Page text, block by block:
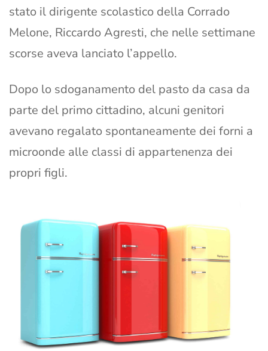
stato il dirigente scolastico della Corrado
Melone, Riccardo Agresti, che nelle settimane
scorse aveva lanciato l’appello.
Dopo lo sdoganamento del pasto da casa da
parte del primo cittadino, alcuni genitori
avevano regalato spontaneamente dei forni a
microonde alle classi di appartenenza dei
propri figli.